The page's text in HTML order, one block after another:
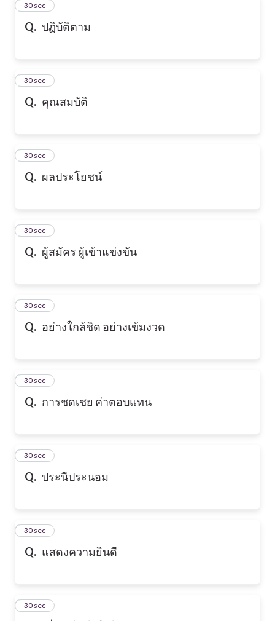
Q. ปฏิบัติตาม
2
30 sec
Q. คุณสมบัติ
3
30 sec
Q. ผลประโยชน์
4
30 sec
Q. ผู้สมัคร ผู้เข้าแข่งขัน
5
30 sec
Q. อย่างใกล้ชิด อย่างเข้มงวด
6
30 sec
Q. การชดเชย ค่าตอบแทน
7
30 sec
Q. ประนีประนอม
8
30 sec
Q. แสดงความยินดี
9
30 sec
10
30 sec